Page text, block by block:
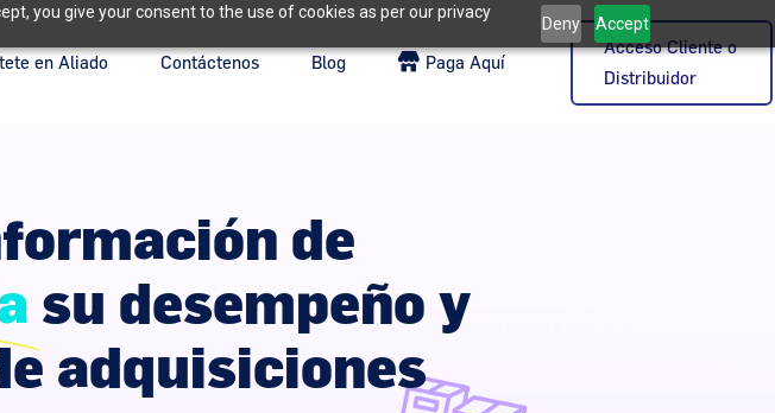
you give your consent to the use of cookies as per our privacy
Deny Accept
en Aliado Contáctenos Blog Paga Aquí
Acceso Cliente o
Distribuidor
de
su desempeño y
adquisiciones